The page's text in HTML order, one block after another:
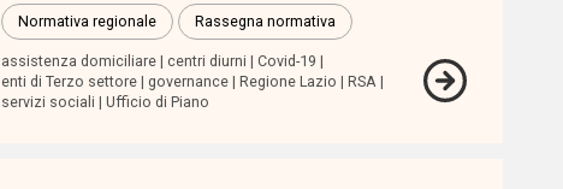
Normativa regionale Rassegna normativa
assistenza domiciliare centri diurni
Covid-19
enti di Terzo settore
governance Regione Lazio
RSA
servizi sociali
Ufficio di Piano